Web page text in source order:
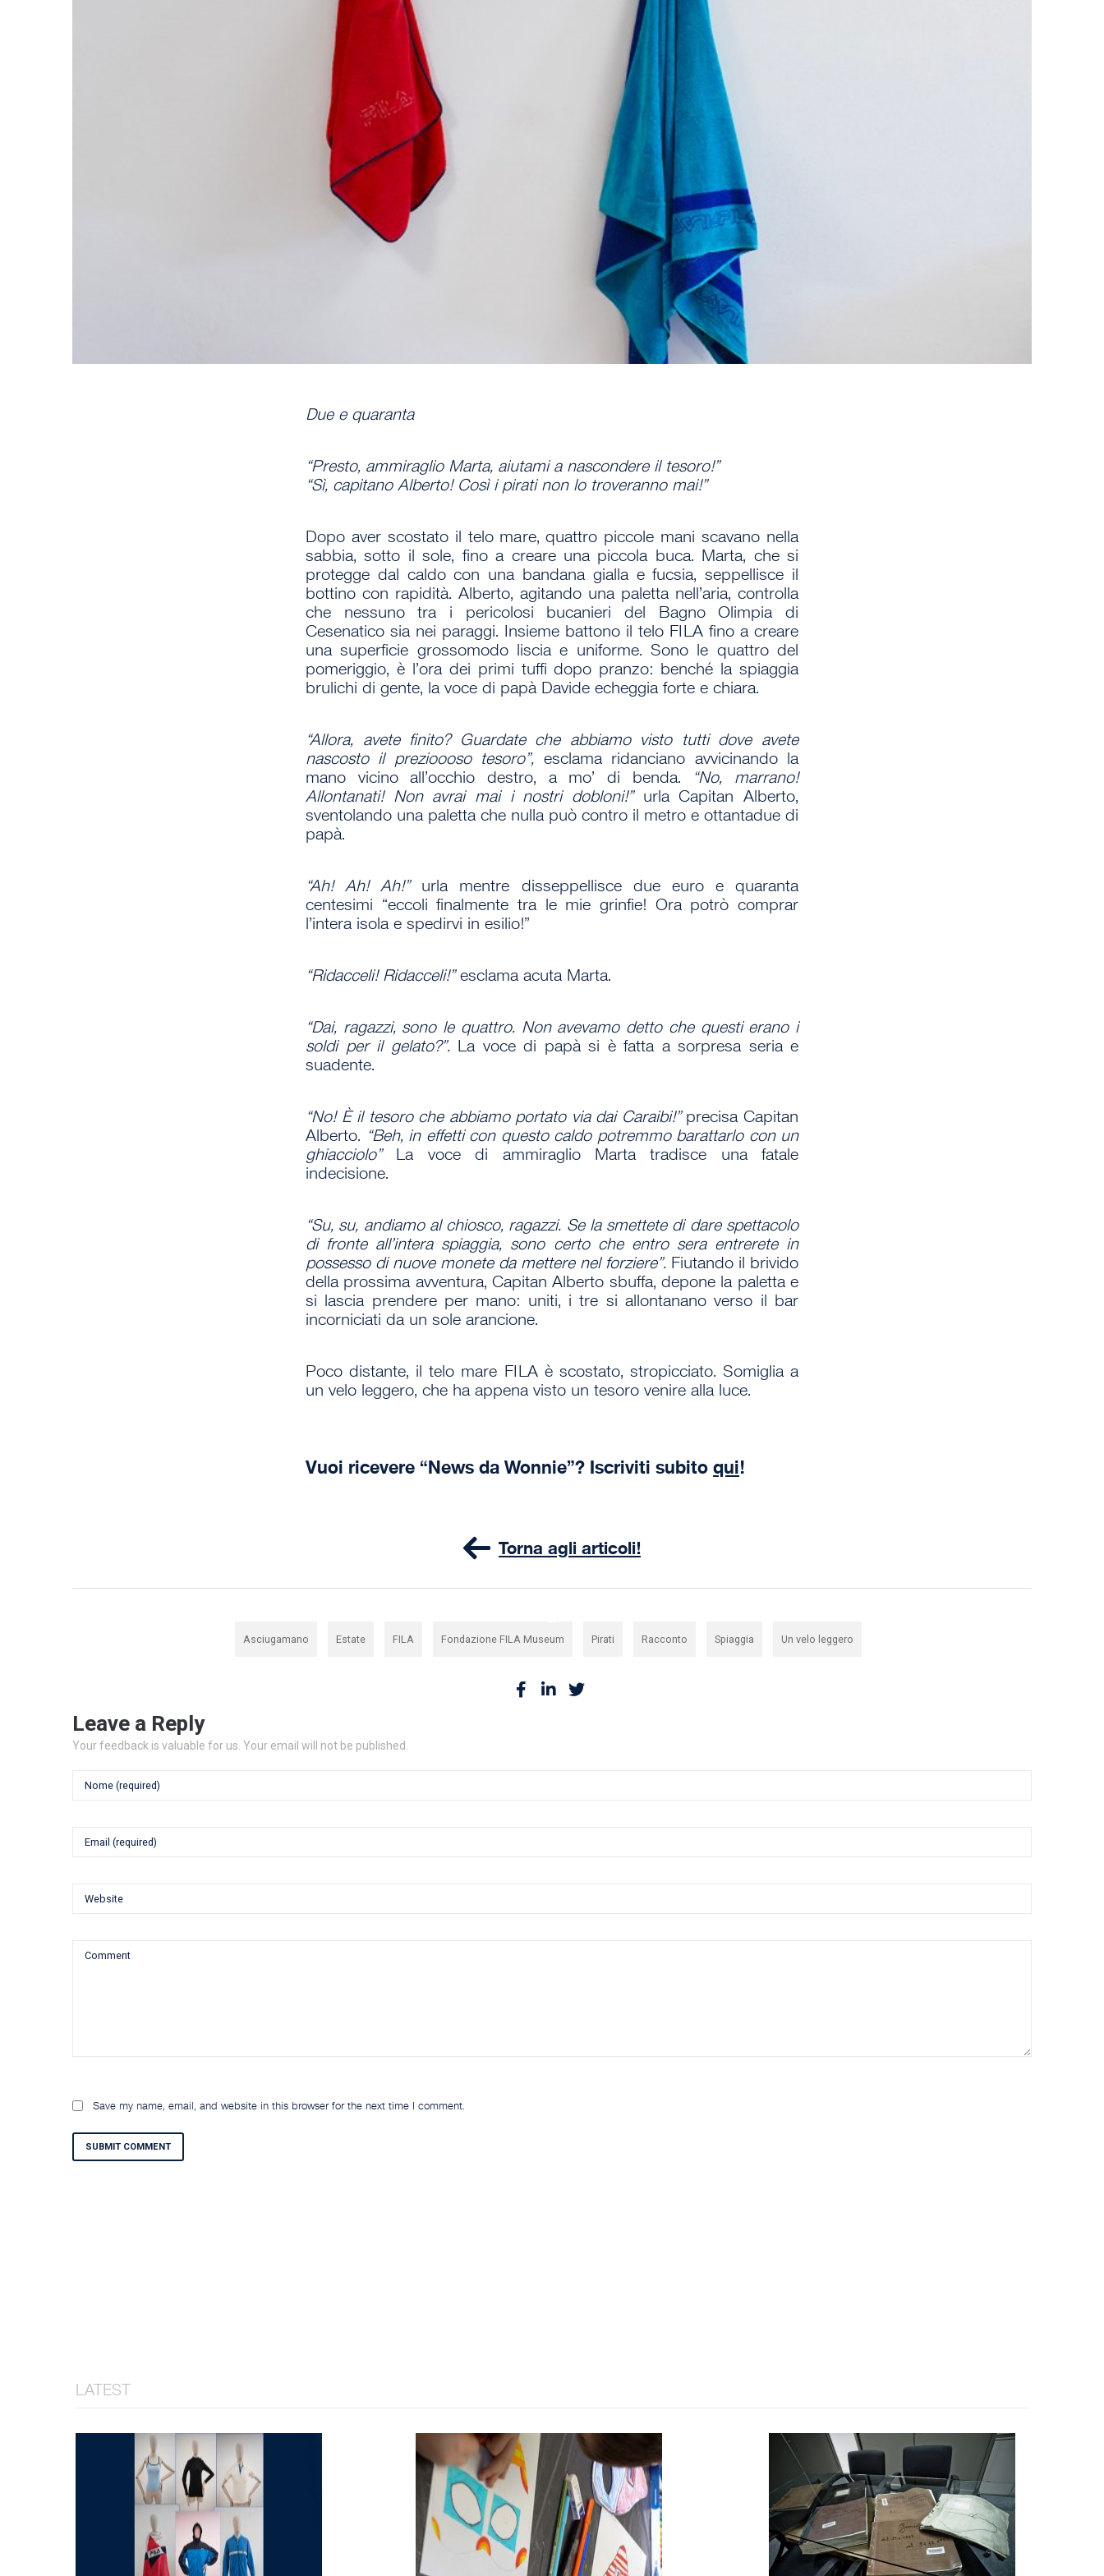
Due e quaranta
“Presto, ammiraglio Marta, aiutami a nascondere il tesoro!”
“Sì, capitano Alberto! Così i pirati non lo troveranno mai!”
Dopo aver scostato il telo mare, quattro piccole mani scavano nella
sabbia, sotto il sole, fino a creare una piccola buca. Marta, che si
protegge dal caldo con una bandana gialla e fucsia, seppellisce il
bottino con rapidità. Alberto, agitando una paletta nell’aria, controlla
che nessuno tra i pericolosi bucanieri del Bagno Olimpia di
Cesenatico sia nei paraggi. Insieme battono il telo FILA fino a creare
una superficie grossomodo liscia e uniforme. Sono le quattro del
pomeriggio, è l’ora dei primi tuffi dopo pranzo: benché la spiaggia
brulichi di gente, la voce di papà Davide echeggia forte e chiara.
“Allora, avete finito? Guardate che abbiamo visto tutti dove avete
nascosto il prezioooso tesoro”, esclama ridanciano avvicinando la
mano vicino all’occhio destro, a mo’ di benda.
“No, marrano!
Allontanati! Non avrai mai i nostri dobloni!” urla Capitan Alberto,
sventolando una paletta che nulla può contro il metro e ottantadue di
papà.
“Ah! Ah! Ah!” urla mentre disseppellisce due euro e quaranta
centesimi “eccoli finalmente tra le mie grinfie! Ora potrò comprar
l’intera isola e spedirvi in esilio!”
“Ridacceli! Ridacceli!”esclama acuta Marta.
“Dai, ragazzi, sono le quattro. Non avevamo detto che questi erano i
soldi per il gelato?”. La voce di papà si è fatta a sorpresa seria e
suadente.
“No! È il tesoro che abbiamo portato via dai Caraibi!”precisa Capitan
Alberto. “Beh, in effetti con questo caldo potremmo barattarlo con un
ghiacciolo” La voce di ammiraglio Marta tradisce una fatale
indecisione.
“Su, su, andiamo al chiosco, ragazzi. Se la smettete di dare spettacolo
di fronte all’intera spiaggia, sono certo che entro sera entrerete in
possesso di nuove monete da mettere nel forziere”. Fiutando il brivido
della prossima avventura, Capitan Alberto sbuffa, depone la paletta e
si lascia prendere per mano: uniti, i tre si allontanano verso il bar
incorniciati da un sole arancione.
Poco distante, il telo mare FILA è scostato, stropicciato. Somiglia a
un velo leggero, che ha appena visto un tesoro venire alla luce.
Vuoi ricevere “News da Wonnie”? Iscriviti subito qui!
Torna agli articoli!
Asciugamano Estate FILA Fondazione FILA Museum Pirati Racconto Spiaggia Un velo leggero
Leave a Reply
Your feedback is valuable for us. Your email will not be published.
Save my name, email, and website in this browser for the next time I comment.
SUBMIT COMMENT